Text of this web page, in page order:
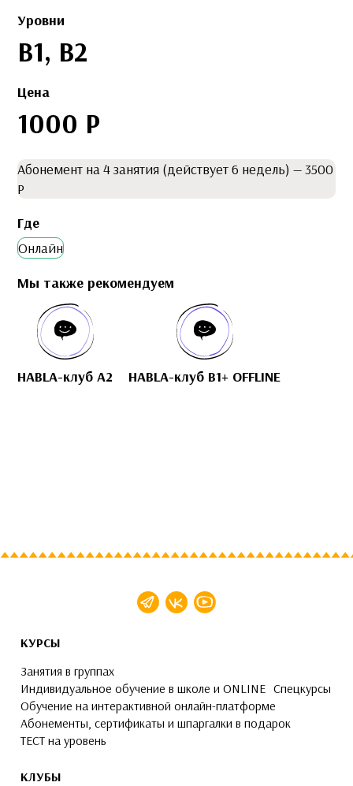
Уровни
B1, B2
Цена
1000 Р
Абонемент на 4 занятия (действует 6 недель) — 3500
Р
Где
Онлайн
Мы также рекомендуем
HABLA-клуб A2 HABLA-клуб B1+ OFFLINE
КУРСЫ
Занятия в группах
Индивидуальное обучение в школе и ONLINE Спецкурсы
Обучение на интерактивной онлайн-платформе
Абонементы, сертификаты и шпаргалки в подарок
ТЕСТ на уровень
КЛУБЫ